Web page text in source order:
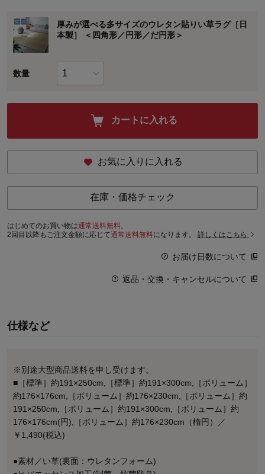
厚みが選べる多サイズのウレタン貼りい草ラグ［日
本製］ ＜四角形／円形／だ円形＞
数量
カートに入れる
お気に入りに入れる
在庫・価格チェック
はじめてのお買い物は通常送料無料。
2回目以降もご注文金額に応じて通常送料無料になります。 詳しくはこちら
お届け日数について
返品・交換・キャンセルについて
仕様など
※別途大型商品送料を申し受けます。
■［標準］約191×250cm,［標準］約191×300cm,［ボリューム］
約176×176cm,［ボリューム］約176×230cm,［ボリューム］約
191×250cm,［ボリューム］約191×300cm,［ボリューム］約
176×176cm(円),［ボリューム］約176×230cm（楕円）／
￥1,490(税込)
●素材／い草(裏面：ウレタンフォーム)